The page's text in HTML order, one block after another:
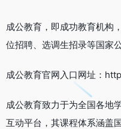
成公教育，即成功教育机构
位招聘、选调生招录等国家
成公教育官网入口网址：
成公教育致力于为全国各地
互动平台，其课程体系涵盖